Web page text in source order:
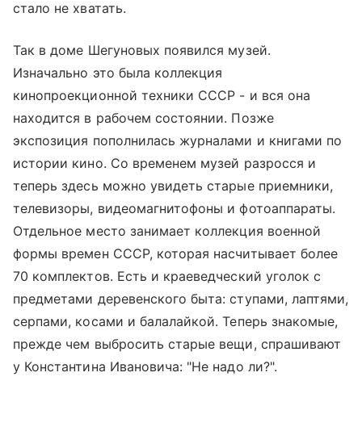
стало не хватать.
Так в доме Шегуновых появился музей.
Изначально это была коллекция
кинопроекционной техники СССР - и вся она
находится в рабочем состоянии. Позже
экспозиция пополнилась журналами и книгами по
истории кино. Со временем музей разросся и
теперь здесь можно увидеть старые приемники,
телевизоры, видеомагнитофоны и фотоаппараты.
Отдельное место занимает коллекция военной
формы времен СССР, которая насчитывает более
70 комплектов. Есть и краеведческий уголок с
предметами деревенского быта: ступами, лаптями,
серпами, косами и балалайкой. Теперь знакомые,
прежде чем выбросить старые вещи, спрашивают
у Константина Ивановича: "Не надо ли?".